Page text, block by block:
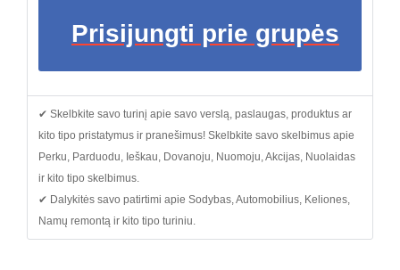
Prisijungti prie grupės
✔ Skelbkite savo turinį apie savo verslą, paslaugas, produktus ar
kito tipo pristatymus ir pranešimus! Skelbkite savo skelbimus apie
Perku, Parduodu, Ieškau, Dovanoju, Nuomoju, Akcijas, Nuolaidas
ir kito tipo skelbimus.
✔ Dalykitės savo patirtimi apie Sodybas, Automobilius, Keliones,
Namų remontą ir kito tipo turiniu.